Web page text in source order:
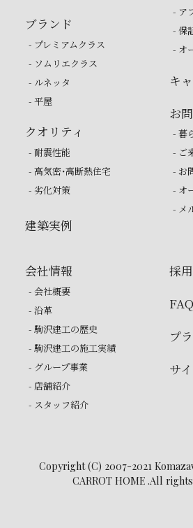
ブランド
- プレミアムクラス
- ソムリエクラス
- ルネッタ
- 平屋
クオリティ
- 耐震性能
- 高気密・高断熱住宅
- 劣化対策
建築実例
- ア
- 保
- オ
キ
お
- 暮
- ご
- お
- オ
- メ
会社情報
- 会社概要
- 沿革
- 駒沢建工の歴史
- 駒沢建工の施工実績
- グループ事業
- 店舗紹介
- スタッフ紹介
採
FAQ
プ
サ
Copyright (C) 2007-2021
CARROT HOME .All